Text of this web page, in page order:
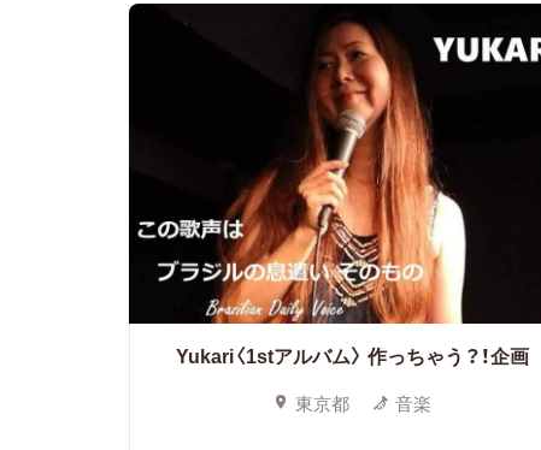
Yukari〈1stアルバム〉 作っちゃう？！企画
東京都 音楽